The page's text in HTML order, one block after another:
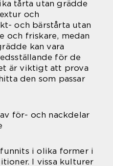
tårta utan grädde
och
och bärstårta utan
och friskare, medan
kan vara
för de
är viktigt att prova
den som passar
för- och nackdelar
i olika former i
I vissa kulturer